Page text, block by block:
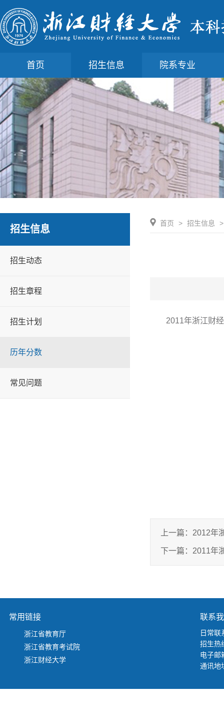
首页 招生信息 院系专业
招生信息
招生动态
招生章程
招生计划
历年分数
常见问题
首页 > 招生信息
2011年浙江财
上一篇： 2012年
下一篇： 2011年
常用链接
浙江省教育厅
浙江省教育考试院
浙江财经大学
联系
日常联
招生热
电子邮
通讯地